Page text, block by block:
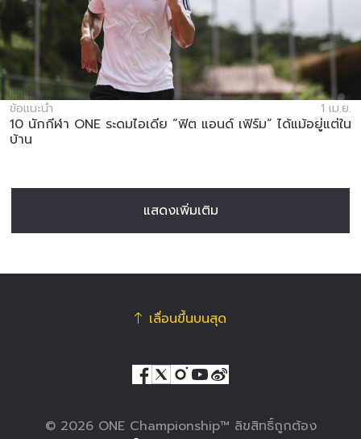
ข้อแนะนำ 1 เม.ย.
10 นักกีฬา ONE ระดมไอเดีย “ฟิต แอนด์ เฟิร์ม” ได้แม้อยู่แต่ใน
บ้าน
แสดงเพิ่มเติม
เลื่อนขึ้นบนสุด
© 2026 ONE Championship™ ลิขสิทธิ์ถูกต้อง